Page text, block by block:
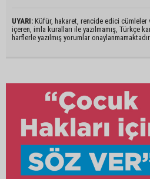
UYARI: Küfür, hakaret, rencide edici cümleler
içeren, imla kuralları ile yazılmamış, Türkçe
harflerle yazılmış yorumlar onaylanmamaktadır.